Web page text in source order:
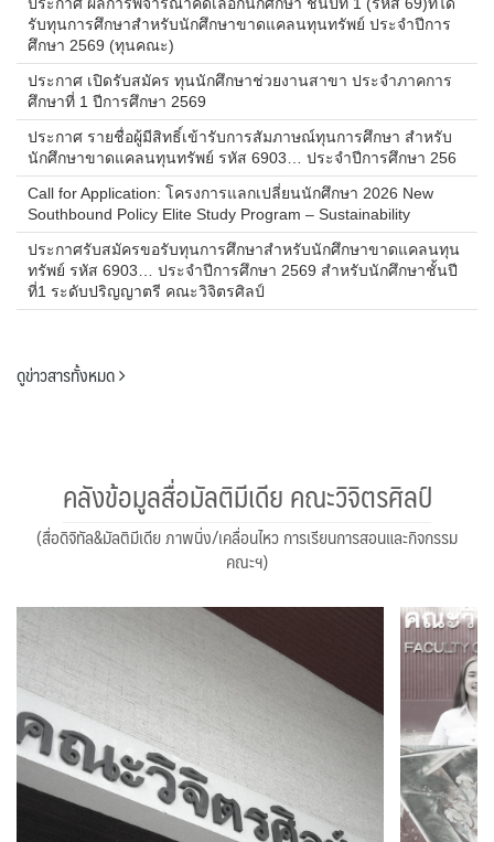
ประกาศ ผลการพิจารณาคัดเลือกนักศึกษา ชั้นปีที่ 1 (รหัส 69)ที่ได้
รับทุนการศึกษาสำหรับนักศึกษาขาดแคลนทุนทรัพย์ ประจำปีการ
ศึกษา 2569 (ทุนคณะ)
ประกาศ เปิดรับสมัคร ทุนนักศึกษาช่วยงานสาขา ประจำภาคการ
ศึกษาที่ 1 ปีการศึกษา 2569
ประกาศ รายชื่อผู้มีสิทธิ์เข้ารับการสัมภาษณ์ทุนการศึกษา สำหรับ
นักศึกษาขาดแคลนทุนทรัพย์ รหัส 6903… ประจำปีการศึกษา 256
Call for Application: โครงการแลกเปลี่ยนนักศึกษา 2026 New
Southbound Policy Elite Study Program – Sustainability
ประกาศรับสมัครขอรับทุนการศึกษาสำหรับนักศึกษาขาดแคลนทุน
ทรัพย์ รหัส 6903… ประจำปีการศึกษา 2569 สำหรับนักศึกษาชั้นปี
ที่1 ระดับปริญญาตรี คณะวิจิตรศิลป์
ดูข่าวสารทั้งหมด
คลังข้อมูลสื่อมัลติมีเดีย คณะวิจิตรศิลป์
(สื่อดิจิทัล&มัลติมีเดีย ภาพนิ่ง/เคลื่อนไหว การเรียนการสอนและกิจกรรม
คณะฯ)